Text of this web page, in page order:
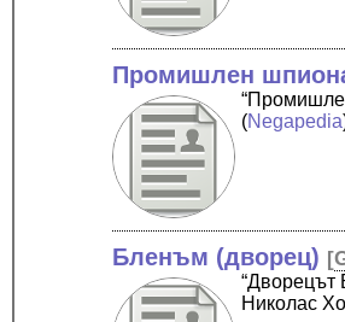
Промишлен
(Negapedia
Бленъм (дворец) [
“Дворецът
Николас